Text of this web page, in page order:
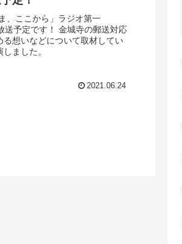
、ここから」ラジオ第一
予定です！ 金城寺の郵送対応
る想いなどについて取材してい
ました。
2021.06.24